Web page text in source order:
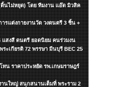
นไม่หยุด) โดย ทีมงาน แอ๊ด มิวสิค
รแต่งกายงานวัด วงดนตรี 3 ชิ้น +
แสงสี ดนตรี ยอดนิยม คนร่วมงน
ะเกียรติ 72 พรรษา มีนบุรี BEC 25
ทน ราคาประหยัด รพ.เกษมราษฎร์
านใหญ่ สนุกสนานเต็มที่ พระราม 2